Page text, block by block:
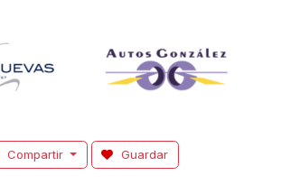
Compartir Guardar